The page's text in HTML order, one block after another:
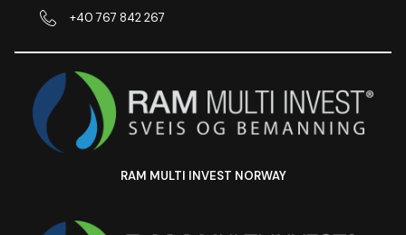
+40 767 842 267
RAM MULTI INVEST NORWAY